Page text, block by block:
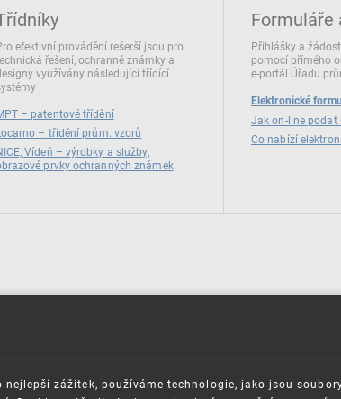
efektivní provádění rešerší jsou pro
řešení, ochranné známky a
využívány následující třídící
– patentové třídění
– třídění prům. vzorů
Vídeň – výrobky a služby,
prvky ochranných známek
Formuláře
Přihlášky a
pomocí přímého
e‑portál Úřadu
Elektronické
Jak on-line podat
Co nabízí
nejlepší zážitek, používáme technologie, jako jsou